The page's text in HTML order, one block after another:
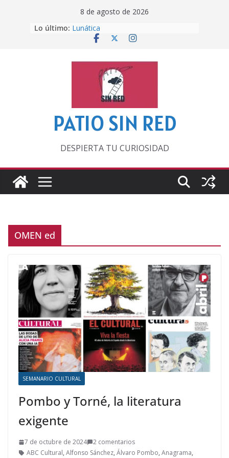
8 de agosto de 2026
Lo último: Lunática
Pero, hasta entonces…
‘La broma infinita’ de recomendar
lecturas veraniegas
Otra del Mundial
PATIO SIN RED
DESPIERTA TU CURIOSIDAD
OMEN ed
SEMANARIO CULTURAL
Pombo y Torné, la literatura
exigente
7 de octubre de 2024
2 comentarios
ABC Cultural, Alfonso Sánchez, Álvaro Pombo, Anagrama,